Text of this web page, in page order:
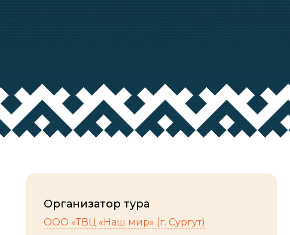
Организатор тура
ООО «ТВЦ «Наш мир» (г. Сургут)